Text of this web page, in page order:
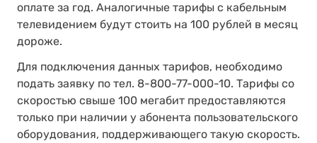
оплате за год. Аналогичные тарифы с кабельным
телевидением будут стоить на 100 рублей в месяц
дороже.
Для подключения данных тарифов, необходимо
подать заявку по тел. 8-800-77-000-10. Тарифы со
скоростью свыше 100 мегабит предоставляются
только при наличии у абонента пользовательского
оборудования, поддерживающего такую скорость.